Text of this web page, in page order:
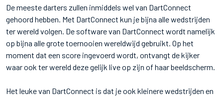
De meeste darters zullen inmiddels wel van DartConnect
gehoord hebben. Met DartConnect kun je bijna alle wedstrijden
ter wereld volgen. De software van DartConnect wordt namelijk
op bijna alle grote toernooien wereldwijd gebruikt. Op het
moment dat een score ingevoerd wordt, ontvangt de kijker
waar ook ter wereld deze gelijk live op zijn of haar beeldscherm.
Het leuke van DartConnect is dat je ook kleinere wedstrijden en